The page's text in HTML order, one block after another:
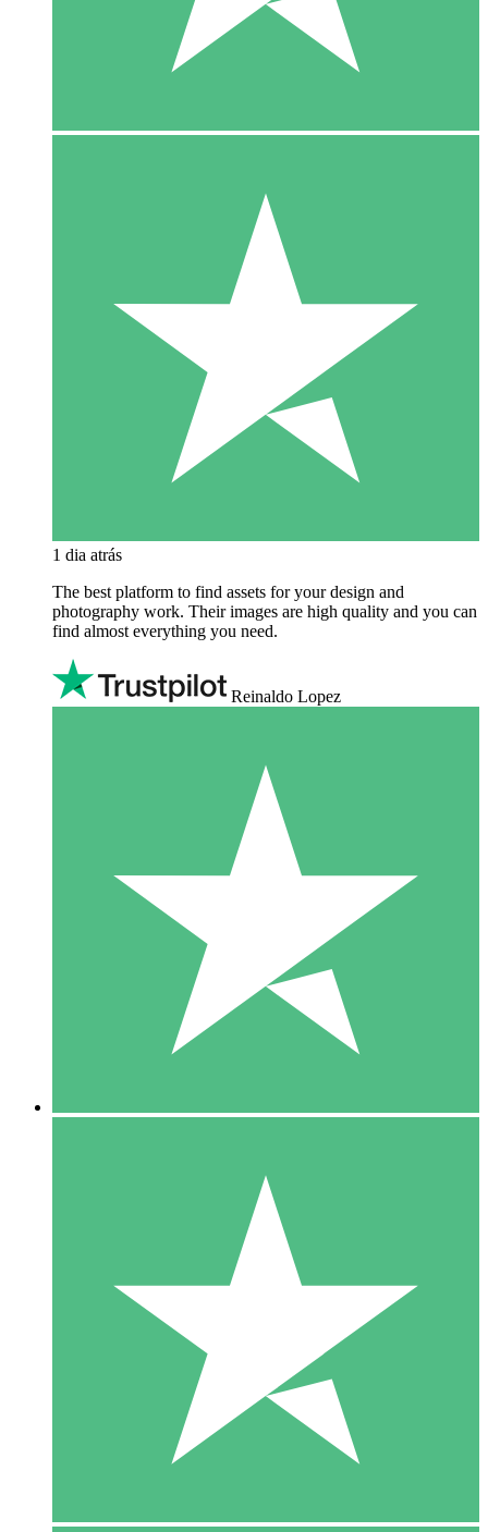
1 dia atrás
The best platform to find assets for your design and
photography work. Their images are high quality and you can
find almost everything you need.
Reinaldo Lopez